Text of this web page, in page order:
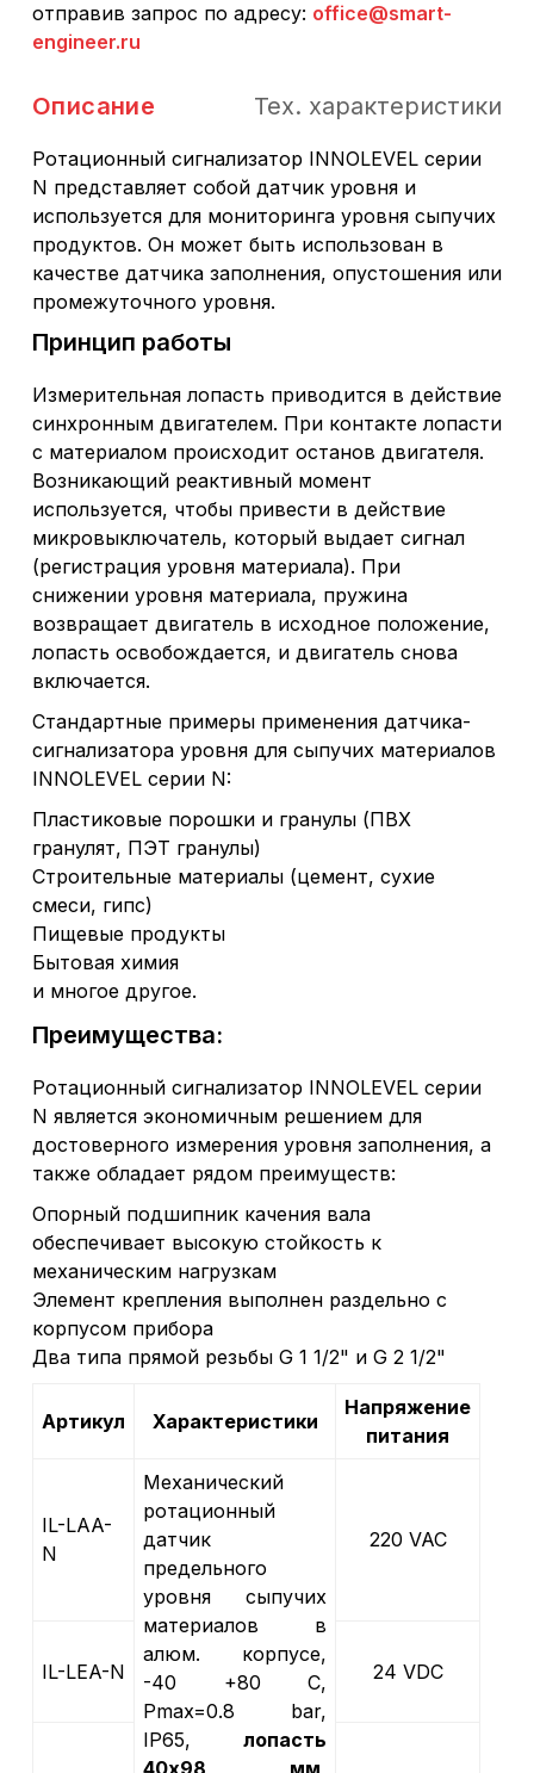
отправив запрос по адресу: office@smart-
engineer.ru
Описание Тех. характеристики
Ротационный сигнализатор INNOLEVEL серии
N представляет собой датчик уровня и
используется для мониторинга уровня сыпучих
продуктов. Он может быть использован в
качестве датчика заполнения, опустошения или
промежуточного уровня.
Принцип работы
Измерительная лопасть приводится в действие
синхронным двигателем. При контакте лопасти
с материалом происходит останов двигателя.
Возникающий реактивный момент
используется, чтобы привести в действие
микровыключатель, который выдает сигнал
(регистрация уровня материала). При
снижении уровня материала, пружина
возвращает двигатель в исходное положение,
лопасть освобождается, и двигатель снова
включается.
Стандартные примеры применения датчика-
сигнализатора уровня для сыпучих материалов
INNOLEVEL серии N:
Пластиковые порошки и гранулы (ПВХ
гранулят, ПЭТ гранулы)
Строительные материалы (цемент, сухие
смеси, гипс)
Пищевые продукты
Бытовая химия
и многое другое.
Преимущества:
Ротационный сигнализатор INNOLEVEL серии
N является экономичным решением для
достоверного измерения уровня заполнения, а
также обладает рядом преимуществ:
Опорный подшипник качения вала
обеспечивает высокую стойкость к
механическим нагрузкам
Элемент крепления выполнен раздельно с
корпусом прибора
Два типа прямой резьбы G 1 1/2" и G 2 1/2"
Артикул Характеристики
Напряжение
питания
IL-LAA-
N
Механический
ротационный
датчик
предельного
уровня сыпучих
материалов в
алюм. корпусе,
-40 +80 С,
Рmax=0.8 bar,
IP65, лопасть
40х98 мм
220 VAC
IL-LEA-N 24 VDC